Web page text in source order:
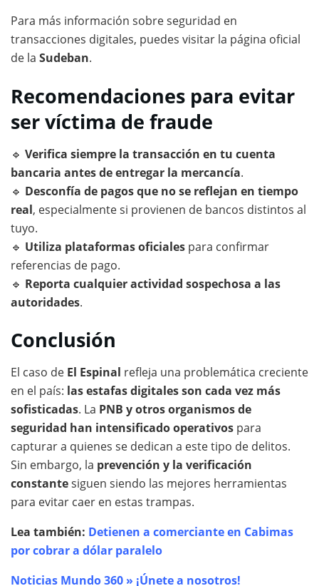
Para más información sobre seguridad en
transacciones digitales, puedes visitar la página oficial
de la Sudeban.
Recomendaciones para evitar
ser víctima de fraude
🔹 Verifica siempre la transacción en tu cuenta
bancaria antes de entregar la mercancía.
🔹 Desconfía de pagos que no se reflejan en tiempo
real, especialmente si provienen de bancos distintos al
tuyo.
🔹 Utiliza plataformas oficiales para confirmar
referencias de pago.
🔹 Reporta cualquier actividad sospechosa a las
autoridades.
Conclusión
El caso de El Espinal refleja una problemática creciente
en el país: las estafas digitales son cada vez más
sofisticadas. La PNB y otros organismos de
seguridad han intensificado operativos para
capturar a quienes se dedican a este tipo de delitos.
Sin embargo, la prevención y la verificación
constantesiguen siendo las mejores herramientas
para evitar caer en estas trampas.
Lea también: Detienen a comerciante en Cabimas
por cobrar a dólar paralelo
Noticias Mundo 360 » ¡Únete a nosotros!